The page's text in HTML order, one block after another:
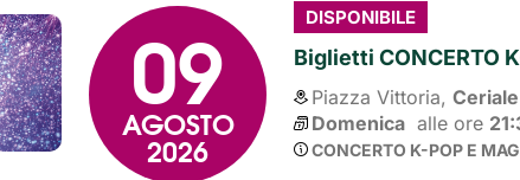
09
AGOSTO
2026
DISPONIBILE
Biglietti CONCERTO
Piazza Vittoria, Ceriale
Domenica alle ore
CONCERTO K-POP E